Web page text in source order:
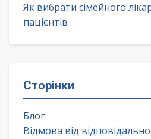
Як вибрати сімейного
пацієнтів
Сторінки
Блог
Відмова від